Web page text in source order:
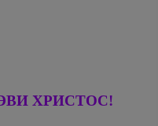
ХРИСТОС!